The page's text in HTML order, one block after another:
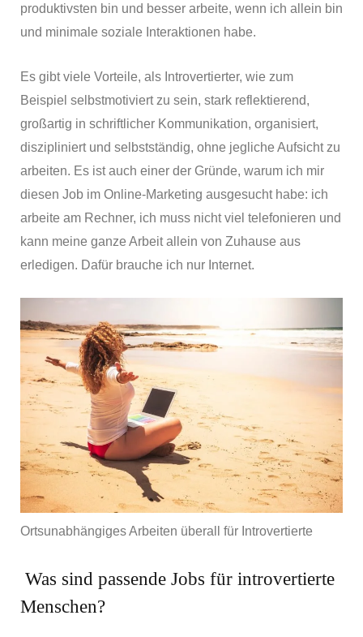
produktivsten bin und besser arbeite, wenn ich allein bin
und minimale soziale Interaktionen habe.
Es gibt viele Vorteile, als Introvertierter, wie zum
Beispiel selbstmotiviert zu sein, stark reflektierend,
großartig in schriftlicher Kommunikation, organisiert,
diszipliniert und selbstständig, ohne jegliche Aufsicht zu
arbeiten. Es ist auch einer der Gründe, warum ich mir
diesen Job im Online-Marketing ausgesucht habe: ich
arbeite am Rechner, ich muss nicht viel telefonieren und
kann meine ganze Arbeit allein von Zuhause aus
erledigen. Dafür brauche ich nur Internet.
Ortsunabhängiges Arbeiten überall für Introvertierte
Was sind passende Jobs für introvertierte
Menschen?